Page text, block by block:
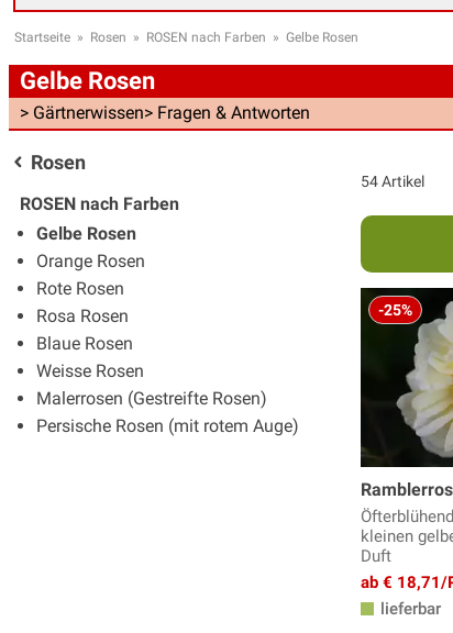
Startseite » Rosen » ROSEN nach Farben » Gelbe Rosen
Gelbe Rosen
> Gärtnerwissen> Fragen & Antworten
Rosen
ROSEN nach Farben
Gelbe Rosen
Orange Rosen
Rote Rosen
Rosa Rosen
Blaue Rosen
Weisse Rosen
Malerrosen (Gestreifte Rosen)
Persische Rosen (mit rotem Auge)
54 Artikel
-25%
kleinen
Duft
ab € 18,71/
lieferbar